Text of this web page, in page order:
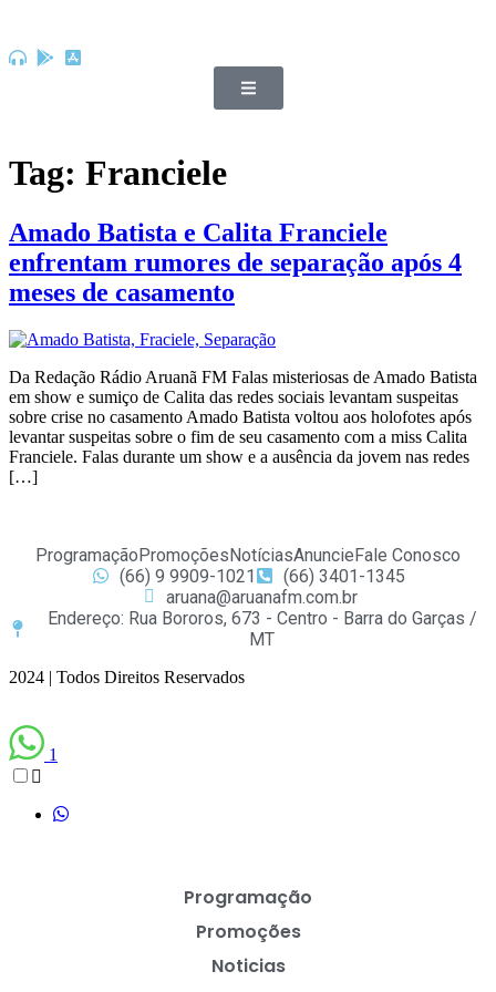
Tag: Franciele
Amado Batista e Calita Franciele
enfrentam rumores de separação após 4
meses de casamento
Da Redação Rádio Aruanã FM Falas misteriosas de Amado Batista
em show e sumiço de Calita das redes sociais levantam suspeitas
sobre crise no casamento Amado Batista voltou aos holofotes após
levantar suspeitas sobre o fim de seu casamento com a miss Calita
Franciele. Falas durante um show e a ausência da jovem nas redes
[…]
ProgramaçãoPromoçõesNotíciasAnuncieFale Conosco
(66) 9 9909-1021
(66) 3401-1345
aruana@aruanafm.com.br
Endereço: Rua Bororos, 673 - Centro - Barra do Garças /
MT
2024 | Todos Direitos Reservados
1
Programação
Promoções
Noticias